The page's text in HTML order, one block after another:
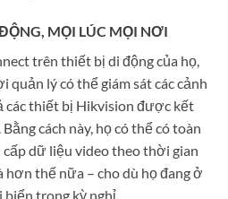
MỌI LÚC MỌI NƠI
trên thiết bị di động của họ,
quản lý có thể giám sát các cảnh
các thiết bị Hikvision được kết
cách này, họ có thể có toàn
dữ liệu video theo thời gian
thế nữa – cho dù họ đang ở
biển trong kỳ nghỉ.